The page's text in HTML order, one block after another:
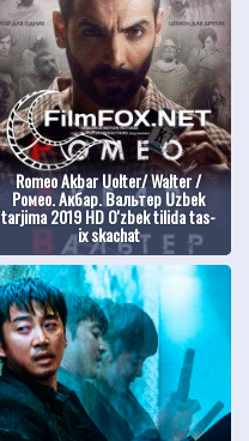
Romeo Akbar Uolter/ Walter /
Ромео. Акбар. Вальтер Uzbek
tarjima 2019 HD O'zbek tilida tas-
ix skachat